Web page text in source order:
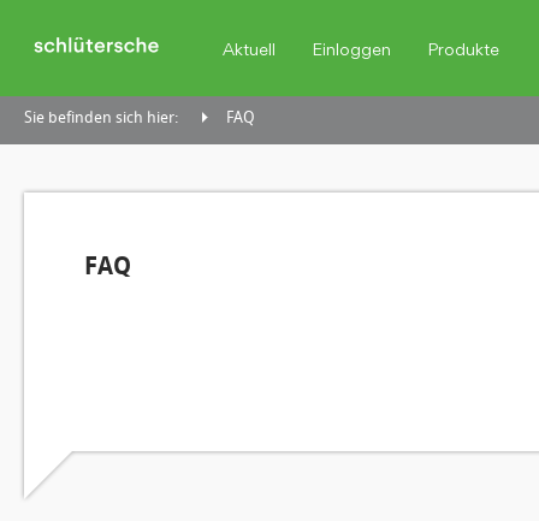
Aktuell Einloggen Produkte
Sie befinden sich hier: FAQ
FAQ